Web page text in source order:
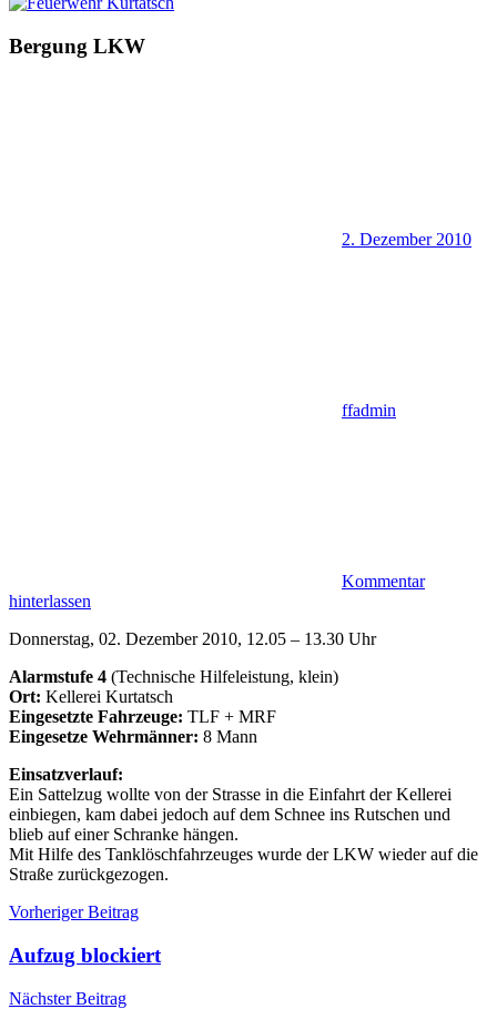
Bergung LKW
2. Dezember 2010
ffadmin
Kommentar
hinterlassen
Donnerstag, 02. Dezember 2010, 12.05 – 13.30 Uhr
Alarmstufe 4 (Technische Hilfeleistung, klein)
Ort: Kellerei Kurtatsch
Eingesetzte Fahrzeuge: TLF + MRF
Eingesetze Wehrmänner: 8 Mann
Einsatzverlauf:
Ein Sattelzug wollte von der Strasse in die Einfahrt der Kellerei
einbiegen, kam dabei jedoch auf dem Schnee ins Rutschen und
blieb auf einer Schranke hängen.
Mit Hilfe des Tanklöschfahrzeuges wurde der LKW wieder auf die
Straße zurückgezogen.
Einsätze
EinsatzKellereiLKW
Beitragsnavigation
Vorheriger Beitrag
Aufzug blockiert
Nächster Beitrag